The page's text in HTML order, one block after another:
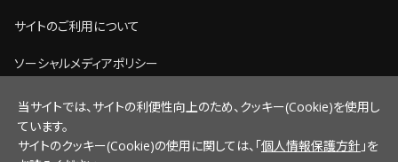
サイトのご利用について
ソーシャルメディアポリシー
個人情報保護方針
脆弱性情報開示ポリシー
当サイトでは、サイトの利便性向上のため、クッキー(Cookie)を使用し
ています。
サイトのクッキー(Cookie)の使用に関しては、「個人情報保護方針 」を